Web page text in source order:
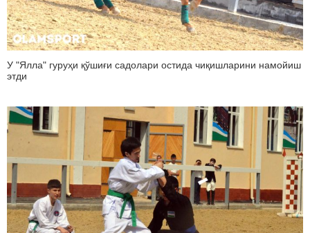
У "Ялла" гуруҳи қўшиғи садолари остида чиқишларини намойиш
этди